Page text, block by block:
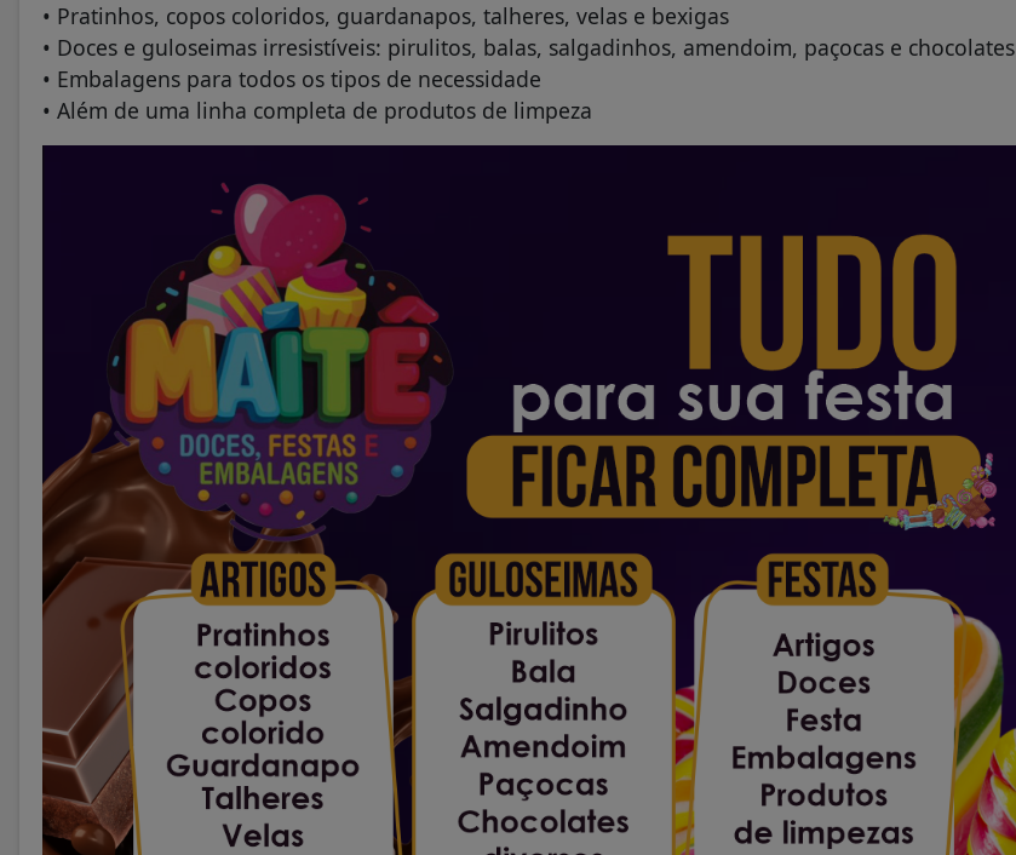
• Pratinhos, copos coloridos, guardanapos, talheres, velas e bexigas
• Doces e guloseimas irresistíveis: pirulitos, balas, salgadinhos, amendoim, paçocas e chocolates
• Embalagens para todos os tipos de necessidade
• Além de uma linha completa de produtos de limpeza